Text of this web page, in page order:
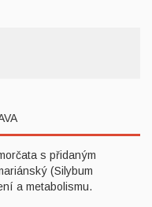
s přidaným
(Silybum
a metabolismu.